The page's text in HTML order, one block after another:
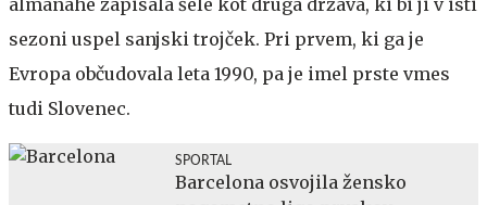
sezoni uspel sanjski trojček. Pri prvem, ki ga je
Evropa občudovala leta 1990, pa je imel prste vmes
tudi Slovenec.
SPORTAL
Barcelona osvojila žensko